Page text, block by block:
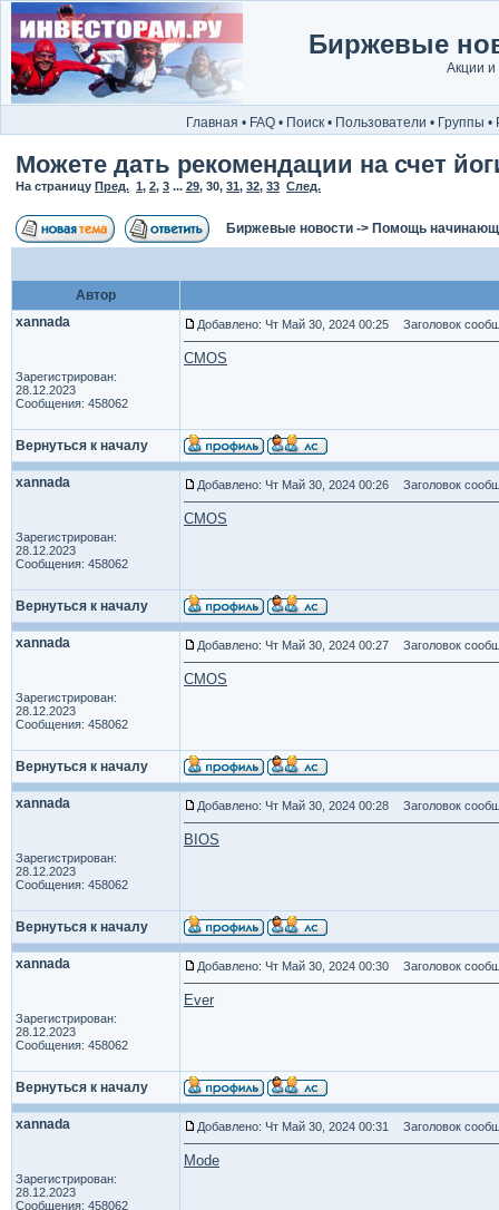
Биржевые
Акции и
Главная • FAQ • Поиск • Пользователи • Группы •
Можете дать рекомендации на счет
На страницу Пред. 1, 2, 3 ... 29, 30, 31, 32, 33 След.
Биржевые новости -> Помощь
Автор
xannada
Зарегистрирован:
28.12.2023
Сообщения: 458062
Добавлено: Чт Май 30, 2024 00:25 Заголовок
CMOS
Вернуться к началу
xannada
Зарегистрирован:
28.12.2023
Сообщения: 458062
Добавлено: Чт Май 30, 2024 00:26 Заголовок
CMOS
Вернуться к началу
xannada
Зарегистрирован:
28.12.2023
Сообщения: 458062
Добавлено: Чт Май 30, 2024 00:27 Заголовок
CMOS
Вернуться к началу
xannada
Зарегистрирован:
28.12.2023
Сообщения: 458062
Добавлено: Чт Май 30, 2024 00:28 Заголовок
BIOS
Вернуться к началу
xannada
Зарегистрирован:
28.12.2023
Сообщения: 458062
Добавлено: Чт Май 30, 2024 00:30 Заголовок
Ever
Вернуться к началу
xannada
Зарегистрирован:
28.12.2023
Сообщения: 458062
Добавлено: Чт Май 30, 2024 00:31 Заголовок
Mode